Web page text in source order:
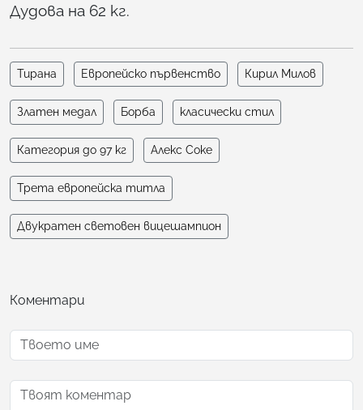
Дудова на 62 кг.
Тирана Европейско първенство Кирил Милов
Златен медал Борба класически стил
Категория до 97 кг Алекс Соке
Трета европейска титла
Двукратен световен вицешампион
Коментари